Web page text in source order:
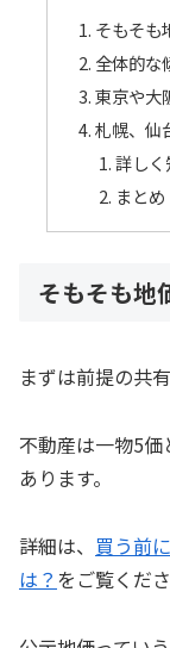
そもそも
全体的な
東京や大
札幌、仙
詳しく
まとめ
そもそも地
まずは前提の共有
不動産は一物5
あります。
詳細は、 買う前
は？ をご覧くださ